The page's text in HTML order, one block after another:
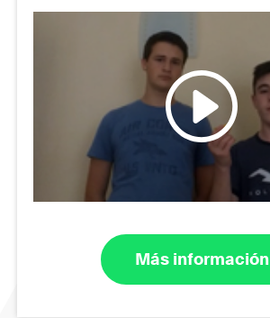
Más información